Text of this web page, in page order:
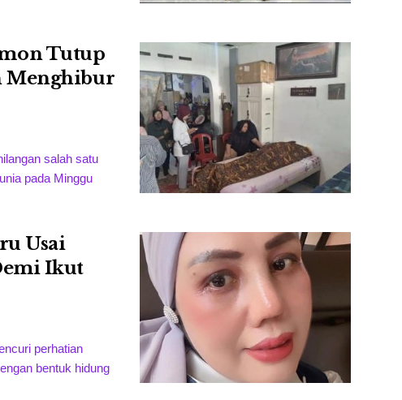
Tutup
Menghibur
salah satu
pada Minggu
Usai
Ikut
perhatian
bentuk hidung